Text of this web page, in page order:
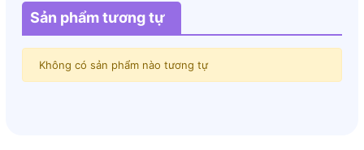
Sản phẩm tương tự
Không có sản phẩm nào tương tự